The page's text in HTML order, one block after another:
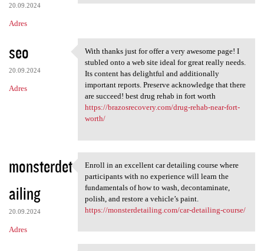
20.09.2024
Adres
seo
20.09.2024
Adres
With thanks just for offer a
With thanks just for offer a very awesome page! I
stubled onto a web site ideal for great really needs.
Its content has delightful and additionally
important reports. Preserve acknowledge that there
are succeed! best drug rehab in fort worth
https://brazosrecovery.com/drug-rehab-near-fort-
worth/
monsterdet
ailing
20.09.2024
Adres
Enroll in an excellent car
Enroll in an excellent car detailing course where
participants with no experience will learn the
fundamentals of how to wash, decontaminate,
polish, and restore a vehicle’s paint.
https://monsterdetailing.com/car-detailing-course/